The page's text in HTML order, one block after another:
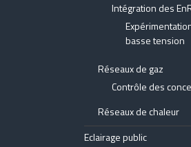
Intégration des
basse tension
Réseaux de gaz
Contrôle des
Réseaux de chaleur
Eclairage public